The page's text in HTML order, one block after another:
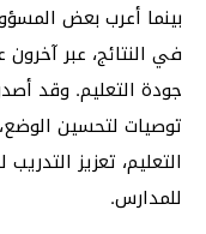
بينما أعرب بعض
في النتائج، عبر
جودة التعليم. وقد
توصيات لتحسين
التعليم، تعزيز
للمدارس.